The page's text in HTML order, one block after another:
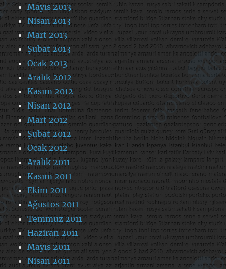
Mayıs 2013
Nisan 2013
Mart 2013
Şubat 2013
Ocak 2013
Aralık 2012
Kasım 2012
Nisan 2012
Mart 2012
Şubat 2012
Ocak 2012
Aralık 2011
Kasım 2011
Ekim 2011
Ağustos 2011
Temmuz 2011
Haziran 2011
Mayıs 2011
Nisan 2011